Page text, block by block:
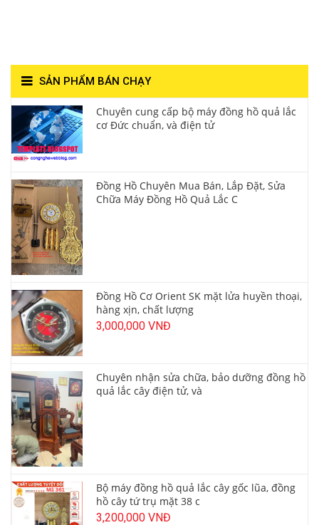
SẢN PHẨM BÁN CHẠY
Chuyên cung cấp bộ máy đồng hồ quả lắc
cơ Đức chuẩn, và điện tử
Đồng Hồ Chuyên Mua Bán, Lắp Đặt, Sửa
Chữa Máy Đồng Hồ Quả Lắc C
Đồng Hồ Cơ Orient SK mặt lửa huyền thoại,
hàng xịn, chất lượng
3,000,000 VNĐ
Chuyên nhận sửa chữa, bảo dưỡng đồng hồ
quả lắc cây điện tử, và
Bộ máy đồng hồ quả lắc cây gốc lũa, đồng
hồ cây tứ trụ mặt 38 c
3,200,000 VNĐ